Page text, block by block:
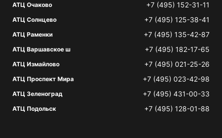
АТЦ Очаково +7 (495) 152-31-11
АТЦ Солнцево +7 (495) 125-38-41
АТЦ Раменки +7 (495) 135-42-87
АТЦ Варшавское ш +7 (495) 182-17-65
АТЦ Измайлово +7 (495) 021-25-26
АТЦ Проспект Мира +7 (495) 023-42-98
АТЦ Зеленоград +7 (495) 431-00-33
АТЦ Подольск +7 (495) 128-01-88